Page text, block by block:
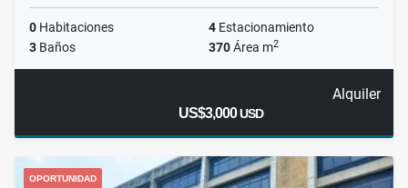
0 Habitaciones 4 Estacionamiento
3 Baños 370Área m2
Alquiler
US$3,000USD
OPORTUNIDAD